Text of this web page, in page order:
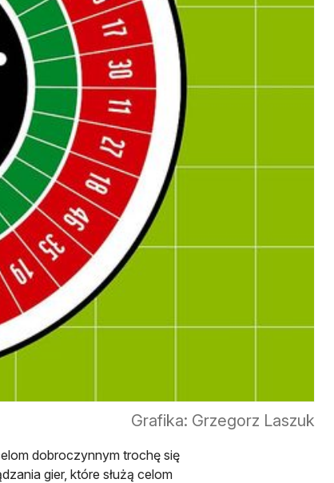
Grafika: Grzegorz Laszuk
dobroczynnym trochę się
gier, które służą celom